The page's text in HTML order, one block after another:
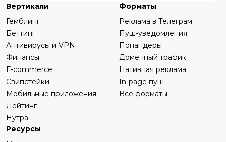
Вертикали
Гемблинг
Беттинг
Антивирусы и VPN
Финансы
Е-commerce
Свипстейки
Мобильные приложения
Дейтинг
Нутра
Форматы
Реклама в Телеграм
Пуш-уведомления
Попандеры
Доменный трафик
Нативная реклама
In-page пуш
Все форматы
Ресурсы